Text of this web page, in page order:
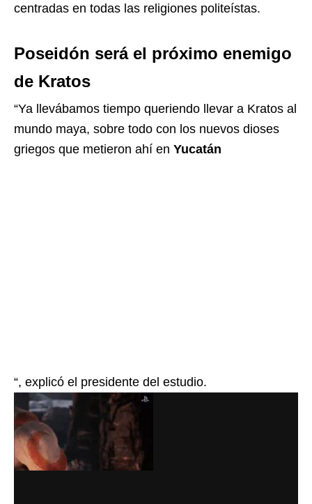
centradas en todas las religiones politeístas.
Poseidón será el próximo enemigo
de Kratos
“Ya llevábamos tiempo queriendo llevar a Kratos al
mundo maya, sobre todo con los nuevos dioses
griegos que metieron ahí en Yucatán
“, explicó el presidente del estudio.